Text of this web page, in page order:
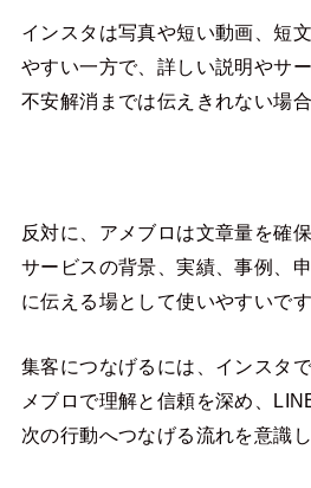
インスタは写真や短い動画、短
やすい一方で、詳しい説明やサ
不安解消までは伝えきれない場合
反対に、アメブロは文章量を確
サービスの背景、実績、事例、
に伝える場として使いやすいです
集客につなげるには、インスタ
メブロで理解と信頼を深め、
次の行動へつなげる流れを意識し